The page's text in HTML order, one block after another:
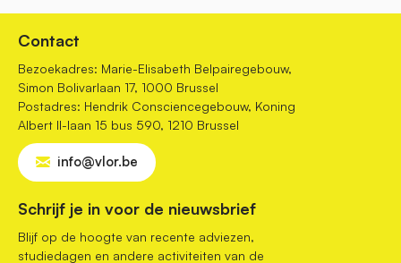
Contact
Bezoekadres: Marie-Elisabeth Belpairegebouw,
Simon Bolivarlaan 17, 1000 Brussel
Postadres: Hendrik Consciencegebouw, Koning
Albert II-laan 15 bus 590, 1210 Brussel
info@vlor.be
Schrijf je in voor de nieuwsbrief
Blijf op de hoogte van recente adviezen,
studiedagen en andere activiteiten van de